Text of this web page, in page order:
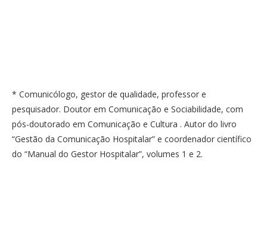
* Comunicólogo, gestor de qualidade, professor e
pesquisador. Doutor em Comunicação e Sociabilidade, com
pós-doutorado em Comunicação e Cultura . Autor do livro
“Gestão da Comunicação Hospitalar” e coordenador científico
do “Manual do Gestor Hospitalar”, volumes 1 e 2.